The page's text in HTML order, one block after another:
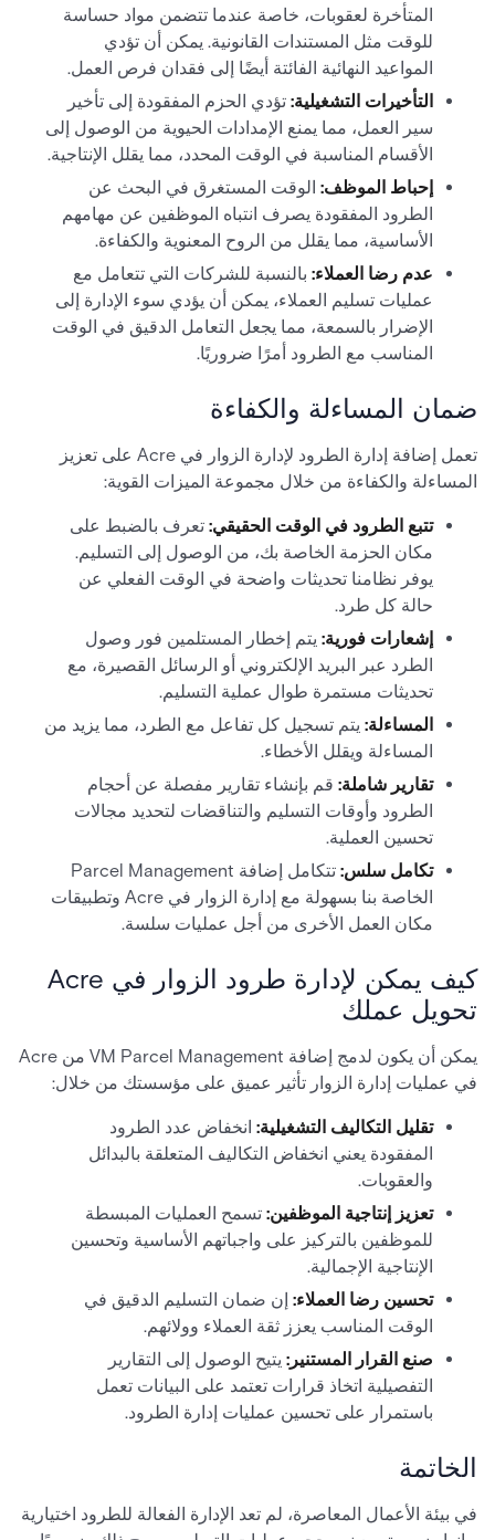
المتأخرة لعقوبات، خاصة عندما تتضمن مواد حساسة
للوقت مثل المستندات القانونية. يمكن أن تؤدي
المواعيد النهائية الفائتة أيضًا إلى فقدان فرص العمل.
التأخيرات التشغيلية: تؤدي الحزم المفقودة إلى تأخير
سير العمل، مما يمنع الإمدادات الحيوية من الوصول إلى
الأقسام المناسبة في الوقت المحدد، مما يقلل الإنتاجية.
إحباط الموظف: الوقت المستغرق في البحث عن
الطرود المفقودة يصرف انتباه الموظفين عن مهامهم
الأساسية، مما يقلل من الروح المعنوية والكفاءة.
عدم رضا العملاء: بالنسبة للشركات التي تتعامل مع
عمليات تسليم العملاء، يمكن أن يؤدي سوء الإدارة إلى
الإضرار بالسمعة، مما يجعل التعامل الدقيق في الوقت
المناسب مع الطرود أمرًا ضروريًا.
ضمان المساءلة والكفاءة
تعمل إضافة إدارة الطرود لإدارة الزوار في Acre على تعزيز
المساءلة والكفاءة من خلال مجموعة الميزات القوية:
تتبع الطرود في الوقت الحقيقي: تعرف بالضبط على
مكان الحزمة الخاصة بك، من الوصول إلى التسليم.
يوفر نظامنا تحديثات واضحة في الوقت الفعلي عن
حالة كل طرد.
إشعارات فورية: يتم إخطار المستلمين فور وصول
الطرد عبر البريد الإلكتروني أو الرسائل القصيرة، مع
تحديثات مستمرة طوال عملية التسليم.
المساءلة: يتم تسجيل كل تفاعل مع الطرد، مما يزيد من
المساءلة ويقلل الأخطاء.
تقارير شاملة: قم بإنشاء تقارير مفصلة عن أحجام
الطرود وأوقات التسليم والتناقضات لتحديد مجالات
تحسين العملية.
تكامل سلس:
تتكامل إضافة Parcel Management
الخاصة بنا بسهولة مع إدارة الزوار في Acre وتطبيقات
مكان العمل الأخرى من أجل عمليات سلسة.
كيف يمكن لإدارة طرود الزوار في Acre
تحويل عملك
يمكن أن يكون لدمج إضافة VM Parcel Management من Acre
في عمليات إدارة الزوار تأثير عميق على مؤسستك من خلال:
تقليل التكاليف التشغيلية: انخفاض عدد الطرود
المفقودة يعني انخفاض التكاليف المتعلقة بالبدائل
والعقوبات.
تعزيز إنتاجية الموظفين: تسمح العمليات المبسطة
للموظفين بالتركيز على واجباتهم الأساسية وتحسين
الإنتاجية الإجمالية.
تحسين رضا العملاء: إن ضمان التسليم الدقيق في
الوقت المناسب يعزز ثقة العملاء وولائهم.
صنع القرار المستنير: يتيح الوصول إلى التقارير
التفصيلية اتخاذ قرارات تعتمد على البيانات تعمل
باستمرار على تحسين عمليات إدارة الطرود.
الخاتمة
في بيئة الأعمال المعاصرة، لم تعد الإدارة الفعالة للطرود اختيارية